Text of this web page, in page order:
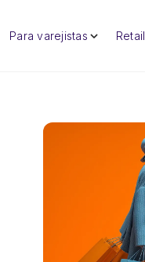
Para varejistas